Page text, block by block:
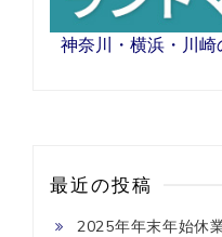
神奈川・横浜・川
最近の投稿
2025年年末年始休